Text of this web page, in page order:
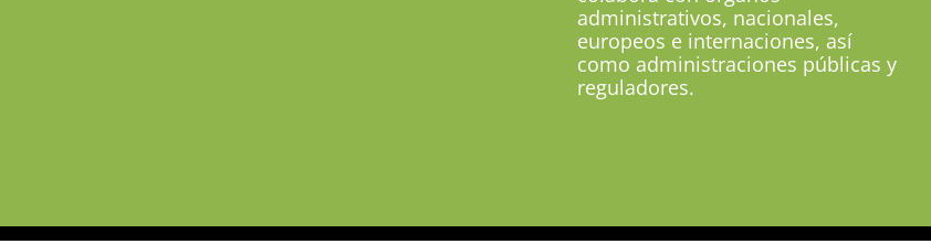
administrativos, nacionales,
europeos e internaciones, así
como administraciones públicas y
reguladores.